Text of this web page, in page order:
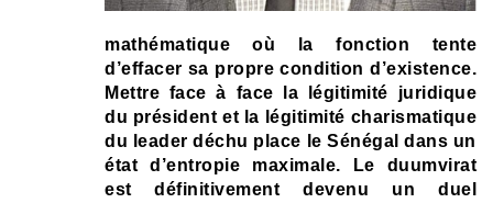
mathématique où la fonction tente
d’effacer sa propre condition d’existence.
Mettre face à face la légitimité juridique
du président et la légitimité charismatique
du leader déchu place le Sénégal dans un
état d’entropie maximale. Le duumvirat
est définitivement devenu un duel